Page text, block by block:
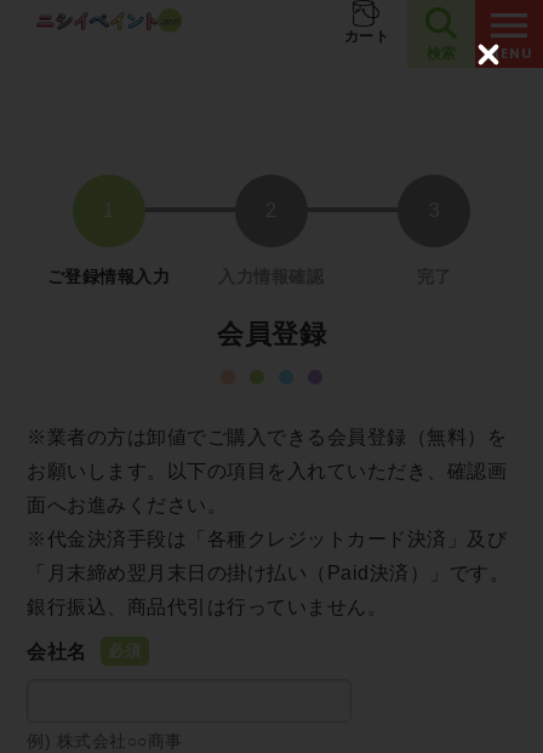
お知らせ 夏季休業のお知らせ
カート
検索
会員登録
※業者の方は卸値でご購入できる会員登録（無料）を
お願いします。以下の項目を入れていただき、確認画
面へお進みください。
※代金決済手段は「各種クレジットカード決済」及び
「月末締め翌月末日の掛け払い（Paid決済）」です。
銀行振込、商品代引は行っていません。
会社名
例) 株式会社○○商事
C